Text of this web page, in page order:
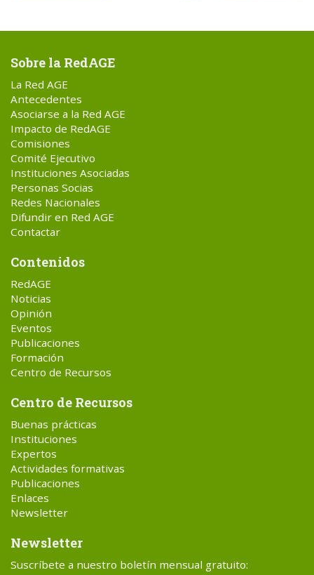
Sobre la RedAGE
La Red AGE
Antecedentes
Asociarse a la Red AGE
Impacto de RedAGE
Comisiones
Comité Ejecutivo
Instituciones Asociadas
Personas Socias
Redes Nacionales
Difundir en Red AGE
Contactar
Contenidos
RedAGE
Noticias
Opinión
Eventos
Publicaciones
Formación
Centro de Recursos
Centro de Recursos
Buenas prácticas
Instituciones
Expertos
Actividades formativas
Publicaciones
Enlaces
Newsletter
Newsletter
Suscríbete a nuestro boletín mensual gratuito: